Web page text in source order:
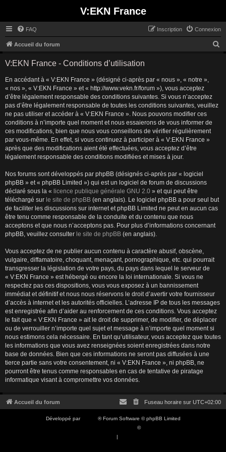
V:EKN France
FAQ Connexion
Inscription
Accueil du forum
V:EKN France - Conditions d’utilisation
En accédant à « V:EKN France » (désigné ci-après par « nous », « notre »,
« nos », « V:EKN France » et « http://www.vekn.fr/forum »), vous acceptez
d’être légalement responsable des conditions suivantes. Si vous n’acceptez
pas d’être légalement responsable de toutes les conditions suivantes, veuillez
ne pas utiliser et accéder à « V:EKN France ». Nous pouvons modifier ces
conditions à n’importe quel moment et nous essaierons de vous informer de
ces modifications, bien que nous vous conseillons de vérifier régulièrement
par vous-même. En effet, si vous continuez à participer à « V:EKN France »
après que des modifications aient été effectuées, vous acceptez d’être
légalement responsable des conditions modifiées et mises à jour.
Nos forums sont développés par phpBB (désignés ci-après par « logiciel
phpBB » et « phpBB Limited ») qui est un logiciel de forum de discussions
déclaré sous la « licence publique générale GNU 2.0 » et qui peut être
téléchargé sur le site de phpBB (en anglais). Le logiciel phpBB a pour seul but
de faciliter les discussions sur internet et phpBB Limited ne peut en aucun cas
être tenu comme responsable de la conduite et du contenu que nous
acceptons et que nous n’acceptons pas. Pour plus d’informations concernant
phpBB, veuillez consulter le site de phpBB (en anglais).
Vous acceptez de ne publier aucun contenu à caractère abusif, obscène,
vulgaire, diffamatoire, choquant, menaçant, pornographique, etc. qui pourrait
transgresser la législation de votre pays, du pays dans lequel le serveur de
« V:EKN France » est hébergé ou encore la loi internationale. Si vous ne
respectez pas ces dispositions, vous vous exposez à un bannissement
immédiat et définitif et nous nous réservons le droit d’avertir votre fournisseur
d’accès à internet et les autorités officielles. L’adresse IP de tous les messages
est enregistrée afin d’aider au renforcement de ces conditions. Vous acceptez
le fait que « V:EKN France » ait le droit de supprimer, de modifier, de déplacer
ou de verrouiller n’importe quel sujet et message à n’importe quel moment si
nous estimons cela nécessaire. En tant qu’utilisateur, vous acceptez que toutes
les informations que vous avez renseignées soient enregistrées dans notre
base de données. Bien que ces informations ne seront pas diffusées à une
tierce partie sans votre consentement, ni « V:EKN France », ni phpBB, ne
pourront être tenus comme responsables en cas de tentative de piratage
informatique visant à compromettre vos données.
Accueil du forum Fuseau horaire sur UTC+02:00
Développé par
® Forum Software © phpBB Limited
©
|